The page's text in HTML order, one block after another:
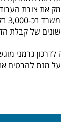
את צורת
של קבלת
גרמני
על מנת להבטיח